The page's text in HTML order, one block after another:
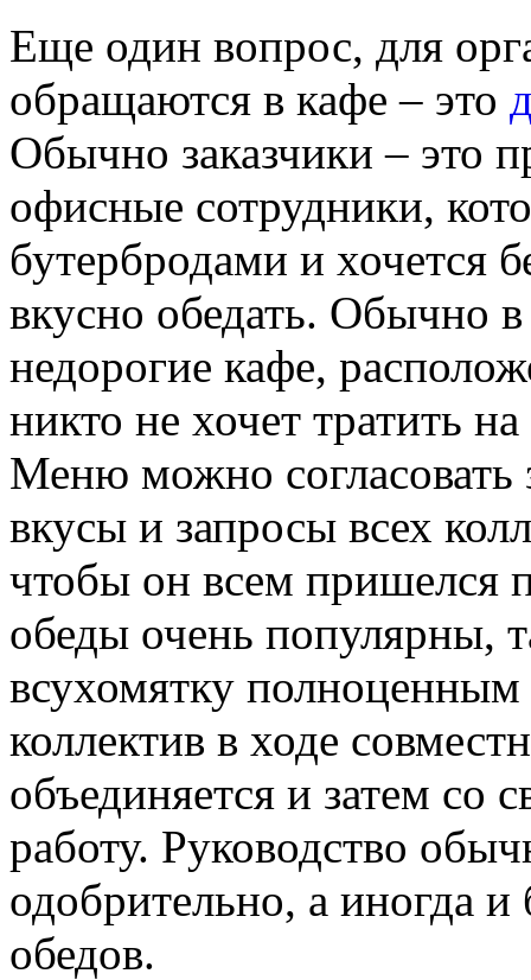
Еще один вопрос, для
обращаются в кафе – это
Обычно заказчики – это
офисные сотрудники,
бутербродами и хочется
вкусно обедать. Обычно
недорогие кафе,
никто не хочет тратить
Меню можно согласовать
вкусы и запросы всех
чтобы он всем пришелся
обеды очень популярны,
всухомятку
коллектив в ходе
объединяется и затем со
работу. Руководство
одобрительно, а иногда и
обедов.